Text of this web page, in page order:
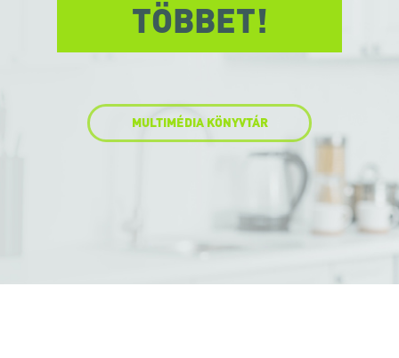
TÖBBET!
MULTIMÉDIA KÖNYVTÁR